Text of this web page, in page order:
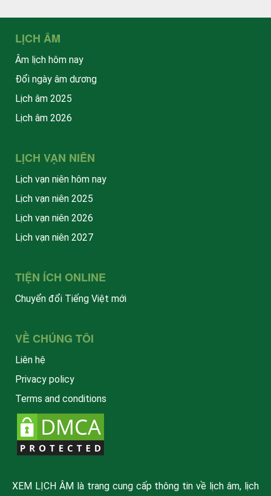
LỊCH ÂM
Âm lịch hôm nay
Đổi ngày âm dương
Lịch âm 2025
Lịch âm 2026
LỊCH VẠN NIÊN
Lịch vạn niên hôm nay
Lịch vạn niên 2025
Lịch vạn niên 2026
Lịch vạn niên 2027
TIỆN ÍCH ONLINE
Chuyển đổi Tiếng Việt mới
VỀ CHÚNG TÔI
Liên hệ
Privacy policy
Terms and conditions
XEM LỊCH ÂM là trang cung cấp thông tin về lịch âm, lịch